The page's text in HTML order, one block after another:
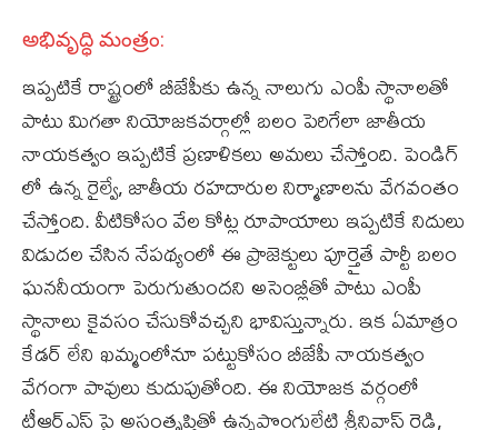
అభివృద్ధి మంత్రం:
ఇప్పటికే రాష్ట్రంలో బీజేపీకు ఉన్న నాలుగు ఎంపీ స్థానాలతో
పాటు మిగతా నియోజ‌కవర్గాల్లో బలం పెరిగేలా జాతీయ
నాయ‌క‌త్వం ఇప్పటికే ప్రణాళిక‌లు అమ‌లు చేస్తోంది. పెండిగ్
లో ఉన్న రైల్వే, జాతీయ ర‌హ‌దారుల నిర్మాణాల‌ను వేగ‌వంతం
చేస్తోంది. వీటికోసం వేల కోట్ల రూపాయాలు ఇప్పటికే నిదులు
విడుద‌ల చేసిన నేప‌థ్యంలో ఈ ప్రాజెక్టులు పూర్తైతే పార్టీ బలం
ఘ‌న‌నీయంగా పెరుగుతుంద‌ని అసెంబ్లీతో పాటు ఎంపీ
స్థానాలు కైవ‌సం చేసుకోవచ్చని భావిస్తున్నారు. ఇక ఏమాత్రం
కేడ‌ర్ లేని ఖ‌మ్మంలోనూ ప‌ట్టుకోసం బీజేపీ నాయ‌క‌త్వం
వేగంగా పావులు కుదుపుతోంది. ఈ నియోజ‌క వ‌ర్గంలో
టీఆర్ఎస్ పై అసంతృప్తితో ఉన్నపొంగులేటి శ్రీనివాస్ రెడ్డి,